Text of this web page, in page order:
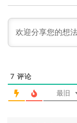
7 评论
最旧